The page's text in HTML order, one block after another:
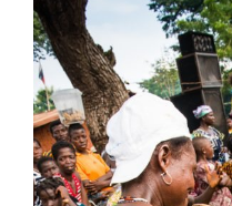
Larger
Image